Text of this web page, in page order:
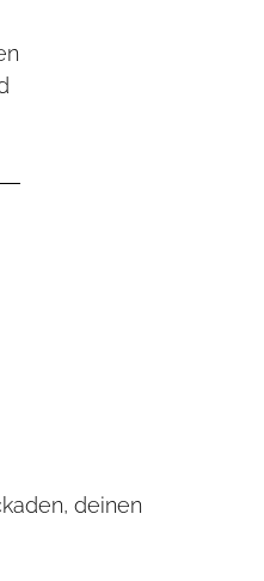
deinen